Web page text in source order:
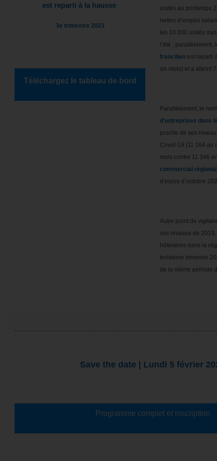
est reparti à la hausse
3e trimestre 2023
Téléchargez le tableau de bord
unités au printemps
nettes d’emploi
les 10 000 unités
l’été ; parallèlement,
francilien est reparti
six mois) et a atteint
Parallèlement, le
d’entreprises dans
proche de ses
Covid-19 (11 164 au
mois contre 11 346
commercial régional
d’euros d’octobre
Autre point de
ses niveaux de
hôtelières dans la
troisième trimestre
de la même période
Save the date | Lundi 5 février
Programme complet et inscription